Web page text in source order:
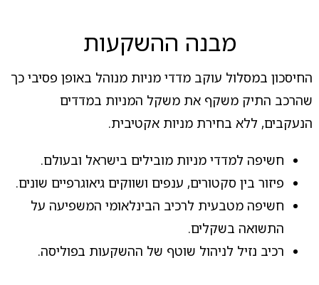
מבנה ההשקעות
החיסכון במסלול עוקב מדדי מניות מנוהל באופן פסיבי כך
שהרכב התיק משקף את משקל המניות במדדים
הנעקבים, ללא בחירת מניות אקטיבית.
חשיפה למדדי מניות מובילים בישראל ובעולם.
פיזור בין סקטורים, ענפים ושווקים גיאוגרפיים שונים.
חשיפה מטבעית לרכיב הבינלאומי המשפיעה על
התשואה בשקלים.
רכיב נזיל לניהול שוטף של ההשקעות בפוליסה.